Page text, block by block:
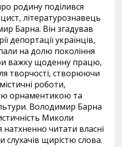
родину поділився
літературознавець
Барна. Він згадував
депортації українців,
на долю покоління
важку щоденну працю,
творчості, створюючи
роботи,
орнаментикою та
Володимир Барна
Миколи
натхненно читати власні
щирістю слова.